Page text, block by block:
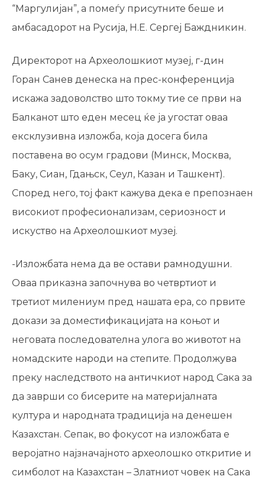
“Маргулијан”, a помеѓу присутните беше и
амбасадорот на Русија, Н.Е. Сергеј Баждникин.
Директорот на Археолошкиот музеј, г-дин
Горан Санев денеска на прес-конференција
искажа задоволство што токму тие се први на
Балканот што еден месец ќе ја угостат оваа
ексклузивна изложба, која досега била
поставена во осум градови (Минск, Москва,
Баку, Сиан, Гдањск, Сеул, Казан и Ташкент).
Според него, тој факт кажува дека е препознаен
високиот професионализам, сериозност и
искуство на Археолошкиот музеј.
-Изложбата нема да ве остави рамнодушни.
Оваа приказна започнува во четвртиот и
третиот милениум пред нашата ера, со првите
докази за доместификацијата на коњот и
неговата последователна улога во животот на
номадските народи на степите. Продолжува
преку наследството на античкиот народ Сака за
да заврши со бисерите на материјалната
култура и народната традиција на денешен
Казахстан. Сепак, во фокусот на изложбата е
веројатно најзначајното археолошко откритие и
симболот на Казахстан – Златниот човек на Сака